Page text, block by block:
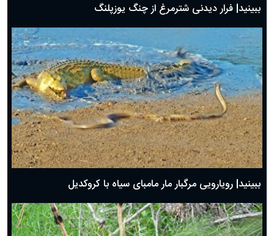
ببینید| فرار دیدنی شترمرغ از چنگ یوزپلنگ
ببینید| رویارویی مرگبار مار مامبای سیاه با کروکدیل